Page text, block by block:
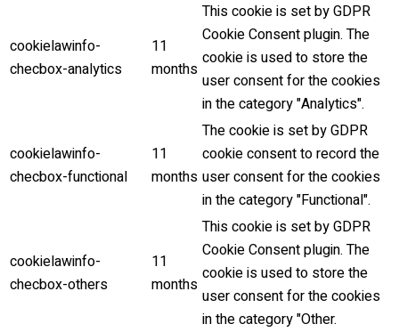
jazyka
jazyková skúška
cookielawinfo-
checbox-analytics
11
months
This cookie is set by GDPR
Cookie Consent plugin. The
cookie is used to store the
user consent for the cookies
in the category "Analytics".
cookielawinfo-
checbox-functional
11
months
The cookie is set by GDPR
cookie consent to record the
user consent for the cookies
in the category "Functional".
cookielawinfo-
checbox-others
11
months
This cookie is set by GDPR
Cookie Consent plugin. The
cookie is used to store the
user consent for the cookies
in the category "Other.